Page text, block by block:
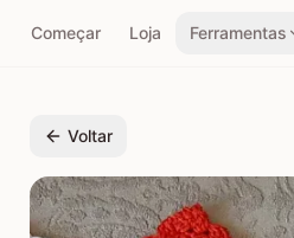
Começar Loja Ferramentas
Voltar